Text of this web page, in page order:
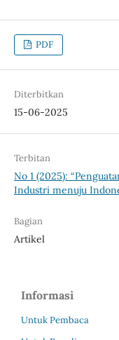
PDF
Diterbitkan
15-06-2025
Terbitan
No 1 (2025):
Industri menuju
Bagian
Artikel
Informasi
Untuk Pembaca